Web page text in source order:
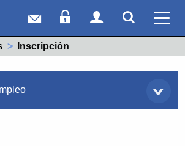
Correo webAcceso Socios
Acceso
Actual:
Inscripción